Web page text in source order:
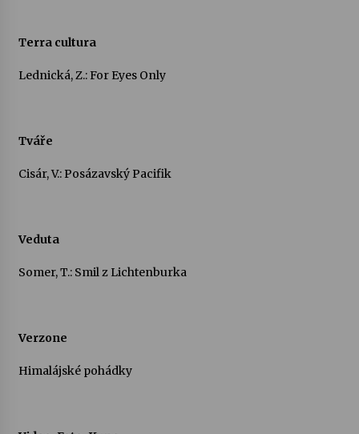
Terra cultura
Lednická, Z.: For Eyes Only
Tváře
Cisár, V.: Posázavský Pacifik
Veduta
Somer, T.: Smil z Lichtenburka
Verzone
Himalájské pohádky